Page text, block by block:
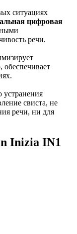
ситуациях
цифровая
речи.
устранения
свиста, не
речи, ни для
Inizia IN1